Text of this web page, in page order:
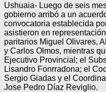
Ushuaia- Luego de seis
gobierno arribó a un
convocatoria establecida
asistieron en
paritarios Miguel Olivares,
y Carlos Olmos, mientras
Ejecutivo Provincial; el
Lisandro Fonrradona; el
Sergio Giadas y el
Jose Pedro Díaz Reviglio.